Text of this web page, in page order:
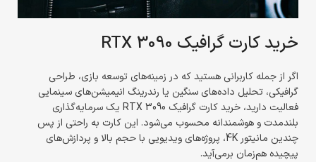
خرید کارت گرافیک RTX 3090
اگر از جمله کاربرانی هستید که در زمینه‌های توسعه بازی، طراحی
گرافیکی، تحلیل داده‌های سنگین یا رندرینگ انیمیشن‌های سینمایی
فعالیت دارید، خرید کارت گرافیک RTX 3090 یک سرمایه‌گذاری
بلندمدت و هوشمندانه محسوب می‌شود. این کارت به راحتی از پس
چندین مانیتور 4K، پروژه‌های ویدیویی با حجم بالا و پردازش‌های
پیچیده هم‌زمان برمی‌آید.